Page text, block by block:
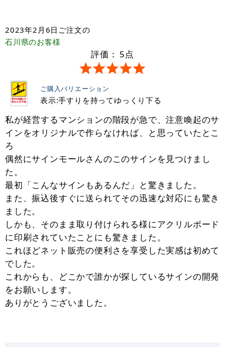
2023年2月6日 ご注文の
石川県のお客様
評価： 5点
ご購入バリエーション
表示:手すりを持ってゆっくり下る
私が経営するマンションの階段が急で、注意喚起のサ
インをオリジナルで作らなければ、と思っていたとこ
ろ
偶然にサインモールさんのこのサインを見つけまし
た。
最初「こんなサインもあるんだ」と驚きました。
また、振込後すぐに送られてその迅速な対応にも驚き
ました。
しかも、そのまま取り付けられる様にアクリルボード
に印刷されていたことにも驚きました。
これほどネット販売の便利さを享受した実感は初めて
でした。
これからも、どこかで誰かが探しているサインの開発
をお願いします。
ありがとうございました。